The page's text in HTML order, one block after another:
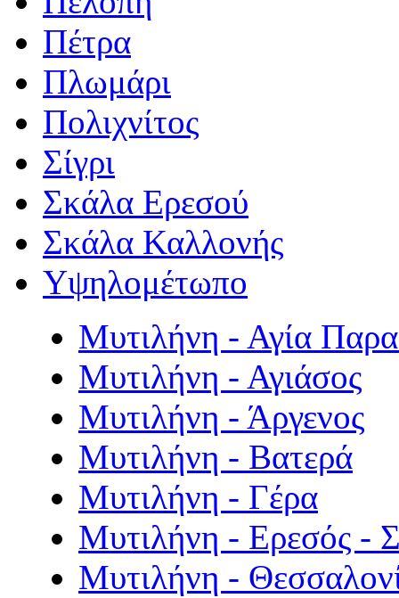
Πέτρα
Πλωμάρι
Πολιχνίτος
Σίγρι
Σκάλα Ερεσού
Σκάλα Καλλονής
Υψηλομέτωπο
Μυτιλήνη - Αγία
Μυτιλήνη - Αγιάσος
Μυτιλήνη - Άργενος
Μυτιλήνη - Βατερά
Μυτιλήνη - Γέρα
Μυτιλήνη - Ερεσός -
Μυτιλήνη -